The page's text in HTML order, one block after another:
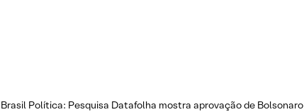
Brasil Política: Pesquisa Datafolha mostra aprovação de Bolsonaro